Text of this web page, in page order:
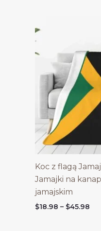
Koc z flagą
Jamajki na
jamajskim
$18.98 – $45.98